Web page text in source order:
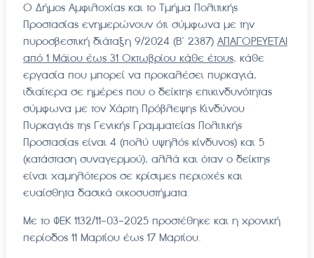
O Δήμος Αμφιλοχίας και το Τμήμα Πολιτικής
Προστασίας ενημερώνουν ότι σύμφωνα με την
πυροσβεστική διάταξη 9/2024 (Β’ 2387) ΑΠΑΓΟΡΕΥΕΤΑΙ
από 1 Μάϊου έως 31 Οκτωβρίου κάθε έτους, κάθε
εργασία που μπορεί να προκαλέσει πυρκαγιά,
ιδιαίτερα σε ημέρες που ο δείκτης επικινδυνότητας
σύμφωνα με τον Χάρτη Πρόβλεψης Κινδύνου
Πυρκαγιάς της Γενικής Γραμματείας Πολιτικής
Προστασίας είναι 4 (πολύ υψηλός κίνδυνος) και 5
(κατάσταση συναγερμού), αλλά και όταν ο δείκτης
είναι χαμηλότερος σε κρίσιμες περιοχές και
ευαίσθητα δασικά οικοσυστήματα.
Με το ΦΕΚ 1132/11-03-2025 προστέθηκε και η χρονική
περίοδος 11 Μαρτίου έως 17 Μαρτίου.